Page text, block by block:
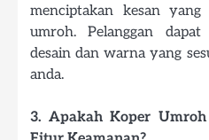
menciptakan kesan
umroh. Pelanggan
desain dan warna yang
anda.
3. Apakah Koper